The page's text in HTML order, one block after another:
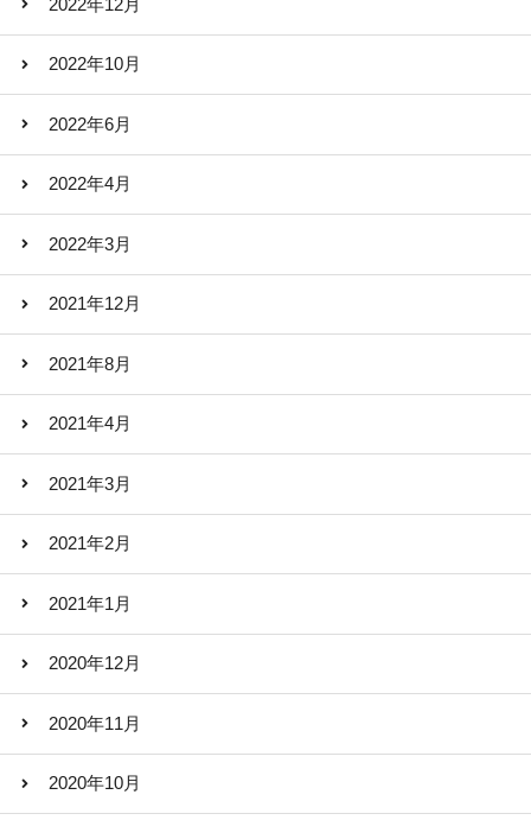
2022年12月
2022年10月
2022年6月
2022年4月
2022年3月
2021年12月
2021年8月
2021年4月
2021年3月
2021年2月
2021年1月
2020年12月
2020年11月
2020年10月